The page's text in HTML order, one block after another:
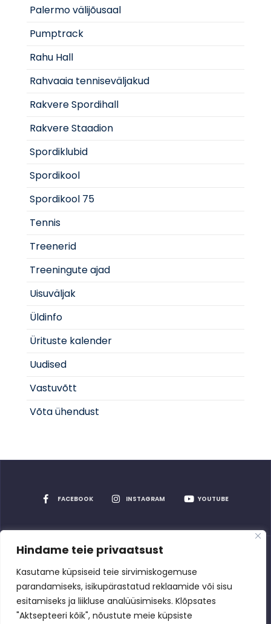
Hindame teie privaatsust
Kasutame küpsiseid teie sirvimiskogemuse
parandamiseks, isikupärastatud reklaamide või sisu
esitamiseks ja liikluse analüüsimiseks. Klõpsates
"Aktsepteeri kõik", nõustute meie küpsiste
Palermo välijõusaal
Pumptrack
Rahu Hall
Rahvaaia tenniseväljakud
Rakvere Spordihall
Rakvere Staadion
Spordiklubid
Spordikool
Spordikool 75
Tennis
Treenerid
Treeningute ajad
Uisuväljak
Üldinfo
Ürituste kalender
Uudised
Vastuvõtt
Võta ühendust
FACEBOOK INSTAGRAM YOUTUBE
Rakvere Spordikeskus2026